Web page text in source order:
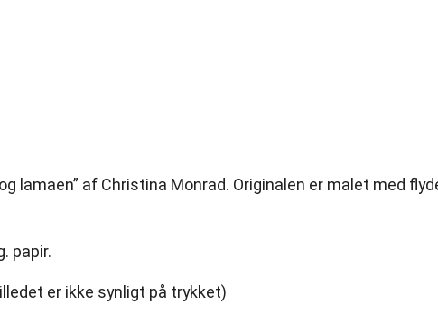
lamaen” af Christina Monrad. Originalen er malet med
papir.
er ikke synligt på trykket)